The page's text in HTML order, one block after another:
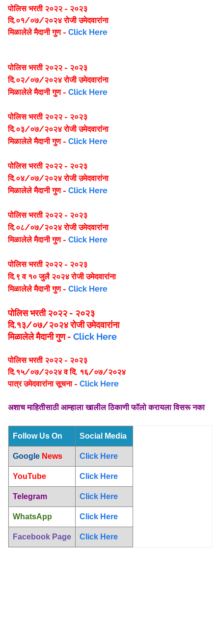
पोलिस भरती २०२२ - २०२३
दि.०१/०७/२०२४ रोजी उमेदवारांना
मिळालेले मैदानी गुण - Click Here
पोलिस भरती २०२२ - २०२३
दि.०२/०७/२०२४ रोजी उमेदवारांना
मिळालेले मैदानी गुण - Click Here
पोलिस भरती २०२२ - २०२३
दि.०३/०७/२०२४ रोजी उमेदवारांना
मिळालेले मैदानी गुण - Click Here
पोलिस भरती २०२२ - २०२३
दि.०४/०७/२०२४ रोजी उमेदवारांना
मिळालेले मैदानी गुण - Click Here
पोलिस भरती २०२२ - २०२३
दि.०८/०७/२०२४ रोजी उमेदवारांना
मिळालेले मैदानी गुण - Click Here
पोलिस भरती २०२२ - २०२३
दि.९ व १० जुलै २०२४ रोजी उमेदवारांना
मिळालेले मैदानी गुण - Click Here
पोलिस भरती २०२२ - २०२३
दि.१३/०७/२०२४ रोजी उमेदवारांना
मिळालेले मैदानी गुण - Click Here
पोलिस भरती २०२२ - २०२३
दि.१५/०७/२०२४ व दि. १६/०७/२०२४
पात्र उमेदवारांना सूचना - Click Here
अशाच माहितीसाठी आम्हाला खालील ठिकाणी फॉलो करायला विसरू नका
Follow Us On Social Media
Google News Click Here
YouTube Click Here
Telegram Click Here
WhatsApp Click Here
Facebook Page Click Here